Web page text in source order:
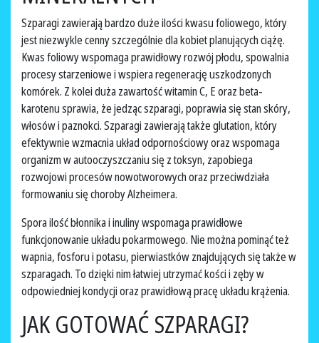
Szparagi zawierają bardzo duże ilości kwasu foliowego, który
jest niezwykle cenny szczególnie dla kobiet planujących ciążę.
Kwas foliowy wspomaga prawidłowy rozwój płodu, spowalnia
procesy starzeniowe i wspiera regenerację uszkodzonych
komórek. Z kolei duża zawartość witamin C, E oraz beta-
karotenu sprawia, że jedząc szparagi, poprawia się stan skóry,
włosów i paznokci. Szparagi zawierają także glutation, który
efektywnie wzmacnia układ odpornościowy oraz wspomaga
organizm w autooczyszczaniu się z toksyn, zapobiega
rozwojowi procesów nowotworowych oraz przeciwdziała
formowaniu się choroby Alzheimera.
Spora ilość błonnika i inuliny wspomaga prawidłowe
funkcjonowanie układu pokarmowego. Nie można pominąć też
wapnia, fosforu i potasu, pierwiastków znajdujących się także w
szparagach. To dzięki nim łatwiej utrzymać kości i zęby w
odpowiedniej kondycji oraz prawidłową pracę układu krążenia.
JAK GOTOWAĆ SZPARAGI?